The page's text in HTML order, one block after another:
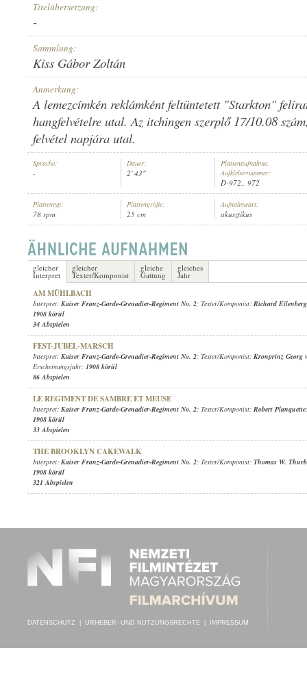
INTERPRET: KAISER FRANZ-GARDE-GRENADIER-REGIMENT NO. 2
PLATTENAUFNAHME: D-972.
Titelübersetzung:
-
Sammlung:
Kiss Gábor Zoltán
Anmerkung:
A lemezcímkén reklámként feltüntetett "Starkton"
hangfelvételre utal. Az itchingen szerplő 17/10.08
felvétel napjára utal.
Sprache:
-
Dauer:
2' 43"
Plattenaufnahme,
Aufklebernummer:
D-972., 972
Plattentyp:
78 rpm
Plattengröße:
25 cm
Aufnahmeart:
akusztikus
gleicher
Interpret
gleicher
Texter/Komponist
gleiche
Gattung
gleiches
Jahr
AM MÜHLBACH
Interpret: Kaiser Franz-Garde-Grenadier-Regiment No. 2; Texter/Komponist: Richard Eilenberg
1908 körül
34 Abspielen
FEST-JUBEL-MARSCH
Interpret: Kaiser Franz-Garde-Grenadier-Regiment No. 2; Texter/Komponist: Kronprinz Georg
Erscheinungsjahr: 1908 körül
86 Abspielen
LE REGIMENT DE SAMBRE ET MEUSE
Interpret: Kaiser Franz-Garde-Grenadier-Regiment No. 2; Texter/Komponist: Robert Planquette
1908 körül
33 Abspielen
THE BROOKLYN CAKEWALK
Interpret: Kaiser Franz-Garde-Grenadier-Regiment No. 2; Texter/Komponist: Thomas W.
1908 körül
321 Abspielen
DATENSCHUTZ URHEBER- UND NUTZUNGSRECHTE IMPRESSUM